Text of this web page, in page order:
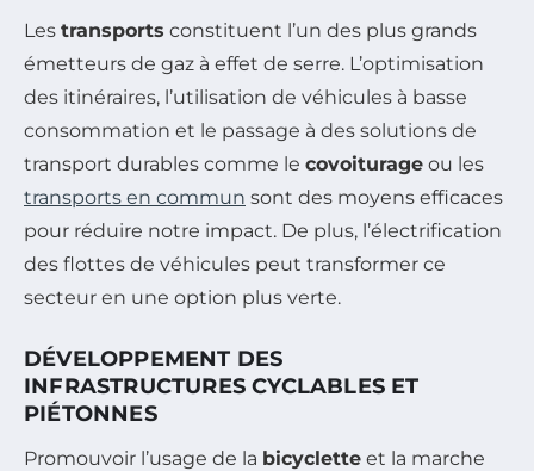
Les transports constituent l’un des plus grands
émetteurs de gaz à effet de serre. L’optimisation
des itinéraires, l’utilisation de véhicules à basse
consommation et le passage à des solutions de
transport durables comme le covoiturage ou les
transports en commun sont des moyens efficaces
pour réduire notre impact. De plus, l’électrification
des flottes de véhicules peut transformer ce
secteur en une option plus verte.
DÉVELOPPEMENT DES
INFRASTRUCTURES CYCLABLES ET
PIÉTONNES
Promouvoir l’usage de la bicyclette et la marche